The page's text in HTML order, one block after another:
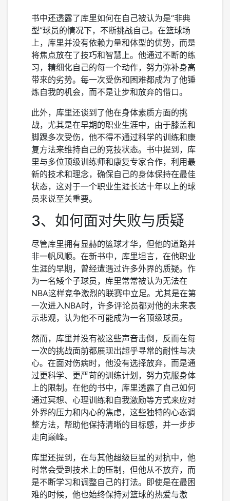
书中还透露了库里如何在自己被认为是“非典
型”球员的情况下，不断挑战自己。在篮球场
上，库里并没有依赖力量和体型的优势，而是
将焦点放在了技巧和智慧上。他通过不断的练
习，精细化自己的每一个动作，努力弥补身高
带来的劣势。每一次受伤和困难都成为了他锤
炼自我的机会，而不是让步和放弃的借口。
此外，库里还谈到了他在身体素质方面的挑
战，尤其是在早期的职业生涯中，由于膝盖和
脚踝多次受伤，他不得不通过科学的训练和康
复方法来维持自己的竞技状态。书中提到，库
里与多位顶级训练师和康复专家合作，利用最
新的技术和理念，确保自己的身体保持在最佳
状态，这对于一个职业生涯长达十年以上的球
员来说至关重要。
3、如何面对失败与质疑
尽管库里拥有显赫的篮球才华，但他的道路并
非一帆风顺。在新书中，库里坦言，在他职业
生涯的早期，曾经遭遇过许多外界的质疑。作
为一名矮个子球员，库里常常被认为无法在
NBA这样竞争激烈的联赛中立足。尤其是在第
一次进入NBA时，许多评论员都对他的未来表
示悲观，认为他不可能成为一名顶级球员。
然而，库里并没有被这些声音击倒，反而在每
一次的挑战面前都展现出超乎寻常的耐性与决
心。在面对伤病时，他没有选择放弃，而是通
过更科学、更严苛的训练计划，努力克服身体
上的限制。在他的书中，库里透露了自己如何
通过冥想、心理训练和自我激励等方式来应对
外界的压力和内心的焦虑，这些独特的心态调
整方法，帮助他保持清晰的目标感，并一步步
走向巅峰。
库里还提到，在与其他超级巨星的对抗中，他
时常会受到技术上的压制，但他从不放弃，而
是不断学习和调整自己的打法。即使是在最困
难的时候，他也始终保持对篮球的热爱与激